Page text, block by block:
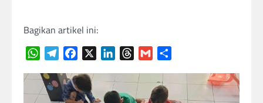
Bagikan artikel ini:
WhatsAppTelegramFacebook LinkedInThreads
Gmail